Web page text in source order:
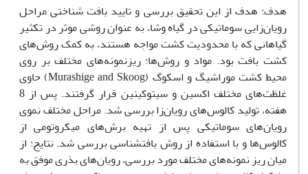
هدف: هدف از این تحقیق بررسی و تایید بافت شناختی مراحل
رویان‌زایی سوماتیکی در گیاه وشا، به عنوان روشی موثر در تکثیر
گیاهانی که با محدودیت کشت مواجه هستند، به کمک روش‌های
کشت بافت بود. مواد و روش‌ها: ریز‌نمونه‌های مختلف بر روی
محیط کشت موراشیگ و اسکوگ (Murashige and Skoog) حاوی
غلظت‌های مختلف اکسین و سیتوکینین قرار گرفتند. پس از 8
هفته، تولید کالوس‌های رویان‌زا بررسی شد. مراحل مختلف نموی
رویان‌های سوماتیکی پس از تهیه برش‌های میکروتومی از
کالوس‌ها و با استفاده از روش‌ بافت‏شناسی بررسی شد. نتایج: از
میان ریز نمونه‌های مختلف مورد بررسی، رویان‌های بذری موفق به